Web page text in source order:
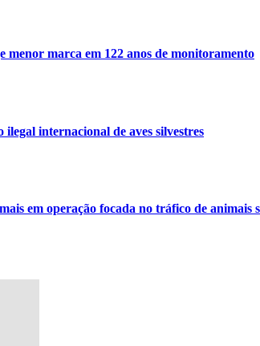
menor marca em 122 anos de monitoramento
internacional de aves silvestres
em operação focada no tráfico de animais